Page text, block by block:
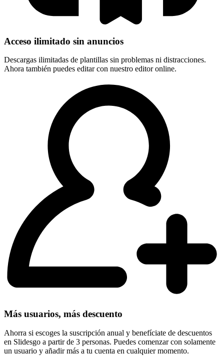
Acceso ilimitado sin anuncios
Descargas ilimitadas de plantillas sin problemas ni distracciones.
Ahora también puedes editar con nuestro editor online.
Más usuarios, más descuento
Ahorra si escoges la suscripción anual y benefíciate de descuentos
en Slidesgo a partir de 3 personas. Puedes comenzar con solamente
un usuario y añadir más a tu cuenta en cualquier momento.